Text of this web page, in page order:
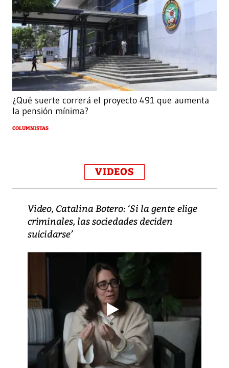
¿Qué suerte correrá el proyecto 491 que aumenta
la pensión mínima?
COLUMNISTAS
VIDEOS
Video, Catalina Botero: ‘Si la gente elige
criminales, las sociedades deciden
suicidarse’